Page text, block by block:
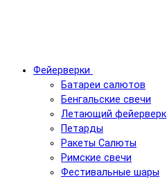
Фейерверки
Батареи салютов
Бенгальские свечи
Летающий фейерверк
Петарды
Ракеты Салюты
Римские свечи
Фестивальные шары